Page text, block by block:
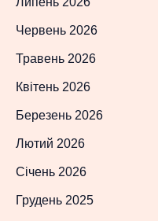
Червень 2026
Травень 2026
Квітень 2026
Березень 2026
Лютий 2026
Січень 2026
Грудень 2025